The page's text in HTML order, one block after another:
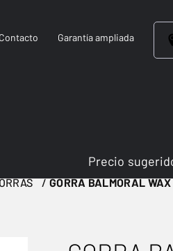
Contacto Garantía ampliada
GORRA BALMORAL
Precio